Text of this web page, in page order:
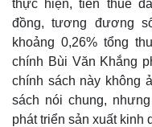
Hồ sơ
thực hiện, tiền thuê
đồng, tương đương
khoảng 0,26% tổng
chính Bùi Văn Khắng
chính sách này không
sách nói chung,
phát triển sản xuất kinh